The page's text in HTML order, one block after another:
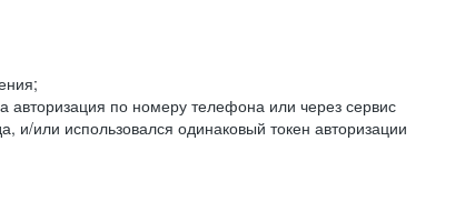
авторизация по номеру телефона или через сервис
или использовался одинаковый токен авторизации